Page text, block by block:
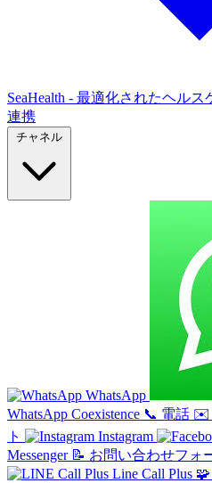
SeaHealth - 最適化されたヘルス
連携
チャネル
WhatsApp
WhatsApp Coexistence 📞 電話 ✉️
ト
Instagram
Messenger 📝 お問い合わせフォ
Line Call Plus 🧩